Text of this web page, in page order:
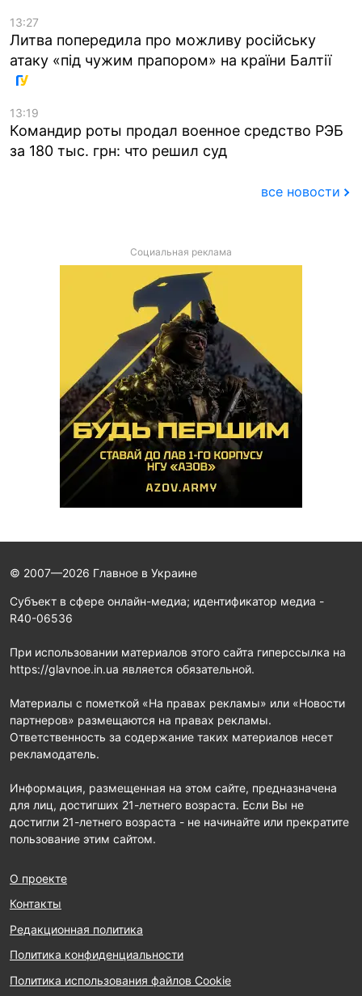
13:27
Литва попередила про можливу російську
атаку «під чужим прапором» на країни Балтії
13:19
Командир роты продал военное средство РЭБ
за 180 тыс. грн: что решил суд
все новости
Социальная реклама
© 2007—2026 Главное в Украине
Субъект в сфере онлайн-медиа; идентификатор медиа -
R40-06536
При использовании материалов этого сайта гиперссылка на
https://glavnoe.in.ua является обязательной.
Материалы с пометкой «На правах рекламы» или «Новости
партнеров» размещаются на правах рекламы.
Ответственность за содержание таких материалов несет
рекламодатель.
Информация, размещенная на этом сайте, предназначена
для лиц, достигших 21-летнего возраста. Если Вы не
достигли 21-летнего возраста - не начинайте или прекратите
пользование этим сайтом.
О проекте
Контакты
Редакционная политика
Политика конфиденциальности
Политика использования файлов Cookie